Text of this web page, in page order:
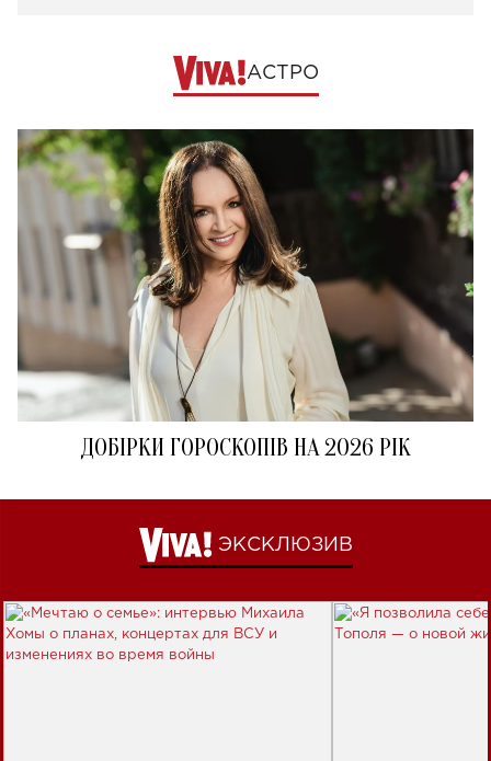
АСТРО
ДОБІРКИ ГОРОСКОПІВ НА 2026 РІК
ЭКСКЛЮЗИВ